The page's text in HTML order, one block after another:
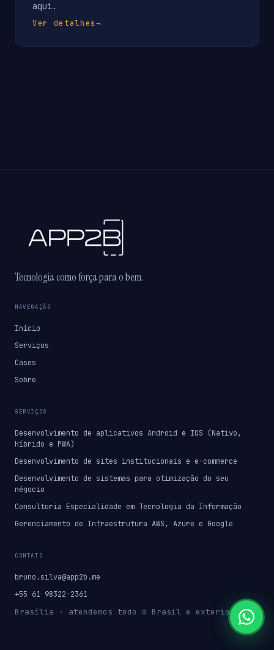
aqui.
Ver detalhes→
Tecnologia como força para o bem.
NAVEGAÇÃO
Início
Serviços
Cases
Sobre
SERVIÇOS
Desenvolvimento de aplicativos Android e IOS (Nativo,
Híbrido e PWA)
Desenvolvimento de sites institucionais e e-commerce
Desenvolvimento de sistemas para otimização do seu
négocio
Consultoria Especialidade em Tecnologia da Informação
Gerenciamento de Infraestrutura AWS, Azure e Google
CONTATO
bruno.silva@app2b.me
+55 61 98322-2361
Brasília · atendemos todo o Brasil e exterior